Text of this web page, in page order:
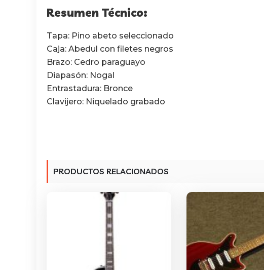
Resumen Técnico:
Tapa: Pino abeto seleccionado
Caja: Abedul con filetes negros
Brazo: Cedro paraguayo
Diapasón: Nogal
Entrastadura: Bronce
Clavijero: Niquelado grabado
PRODUCTOS RELACIONADOS